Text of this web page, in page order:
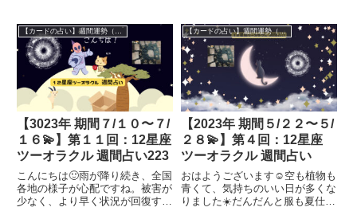
【3023年 期間７/１０〜７/
１６💫】第１１回：12星座
ツーオラクル 週間占い223
こんにちは🙂雨が降り続き、全国
各地の様子が心配ですね。被害が
少なく、より早く状況が回復する
【カードの占い】週間運勢（休止中）
【2023年 期間５/２２〜５/
２８💫】第４回：12星座
ツーオラクル 週間占い
おはようございます☺️空も植物も
青くて、気持ちのいい日が多くな
りました☀️だんだんと服も夏仕様